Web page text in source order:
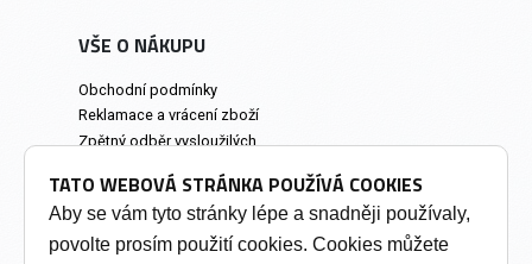
VŠE O NÁKUPU
Obchodní podmínky
Reklamace a vrácení zboží
Zpětný odběr vysloužilých
Prodejna a osobní odběr
INFORMACE
TATO WEBOVÁ STRÁNKA POUŽÍVÁ COOKIES
Aby se vám tyto stránky lépe a snadněji používaly,
povolte prosím použití cookies. Cookies můžete